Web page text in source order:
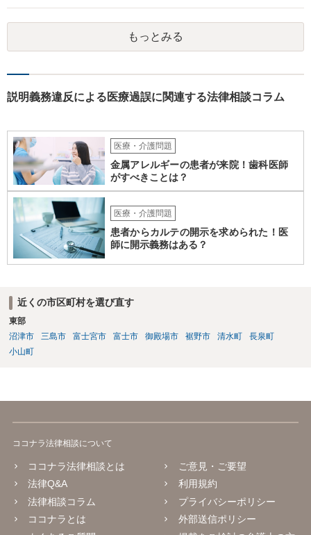
もっとみる
説明義務違反による医療過誤に関連する法律相談コラム
医療・介護問題
金属アレルギーの患者が来院！歯科医師
がすべきことは？
医療・介護問題
患者からカルテの開示を求められた！医
師に開示義務はある？
近くの市区町村を選び直す
東部
沼津市
三島市 富士宮市 富士市 御殿場市 裾野市 清水町
長泉町
小山町
ココナラ法律相談について
ココナラ法律相談とは
法律Q&A
法律相談コラム
ココナラとは
ご意見・ご要望
利用規約
プライバシーポリシー
外部送信ポリシー